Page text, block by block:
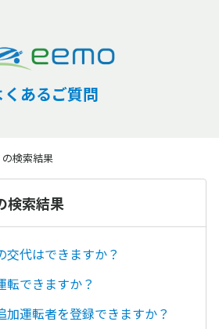
くあるご質問
検索結果
検索結果
交代はできますか？
転できますか？
加運転者を登録できますか？